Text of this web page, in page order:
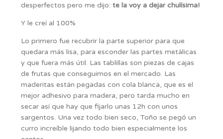
desperfectos pero me dijo: te la voy a dejar chulísima!
Y le creí al 100%
Lo primero fue recubrir la parte superior para que
quedara más lisa, para esconder las partes metálicas
y que fuera más útil. Las tablillas son piezas de cajas
de frutas que conseguimos en el mercado. Las
maderitas están pegadas con cola blanca, que es el
mejor adhesivo para madera, pero tarda mucho en
secar así que hay que fijarlo unas 12h con unos
sargentos. Una vez todo bien seco, Toño se pegó un
curro increíble lijando todo bien especialmente los